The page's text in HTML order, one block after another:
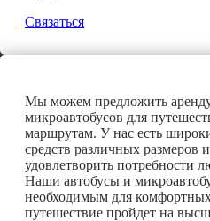
Связаться
Мы можем предложить аренду
микроавтобусов для
маршрутам. У нас есть
средств различных размеров
удовлетворить потребности
Наши автобусы и
необходимым для
путешествие пройдет на